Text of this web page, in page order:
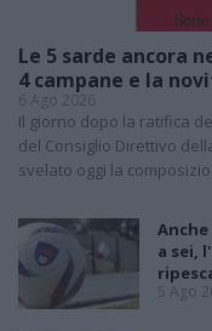
Le 5 sarde ancora
4 campane e la
6 Ago 2026
Il giorno dopo la ratifica
del Consiglio Direttivo
svelato oggi la
a sei,
5 Ago